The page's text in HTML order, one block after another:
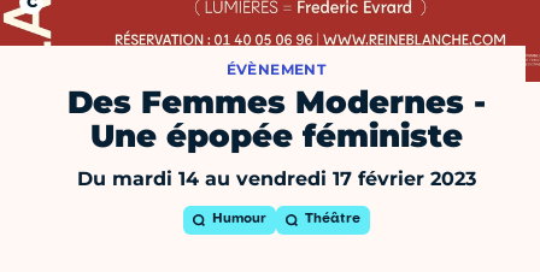
ÉVÈNEMENT
Des Femmes Modernes -
Une épopée féministe
Du mardi 14 au vendredi 17 février 2023
Humour Théâtre